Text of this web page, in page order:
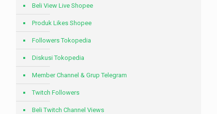
Beli View Live Shopee
Produk Likes Shopee
Followers Tokopedia
Diskusi Tokopedia
Member Channel & Grup Telegram
Twitch Followers
Beli Twitch Channel Views